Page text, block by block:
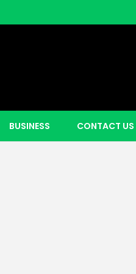
BUSINESS CONTACT US